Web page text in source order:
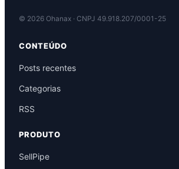
© 2026 Ohanax · CNPJ 49.918.207/0001-25
CONTEÚDO
Posts recentes
Categorias
RSS
PRODUTO
SellPipe